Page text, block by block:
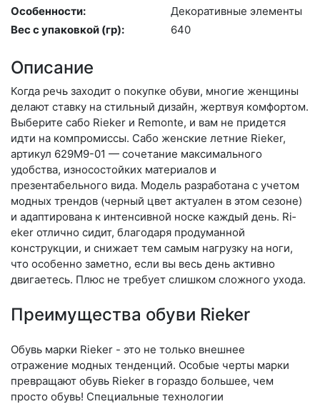
Особенности:
Де­кора­тив­ные эле­мен­ты
Вес с упаковкой (гр):
640
Описание
Когда речь заходит о покупке обуви, многие женщины
делают ставку на стильный дизайн, жертвуя комфортом.
Выберите са­бо Rieker и Remonte, и вам не придется
идти на компромиссы. Сабо женские летние Rieker,
артикул 629M9-01 — сочетание максимального
удобства, износостойких материалов и
презентабельного вида. Модель разработана с учетом
модных трендов (чер­ный цвет актуален в этом сезоне)
и адаптирована к интенсивной носке каждый день. Ri­
eker отлично сидит, благодаря продуманной
конструкции, и снижает тем самым нагрузку на ноги,
что особенно заметно, если вы весь день активно
двигаетесь. Плюс не требует слишком сложного ухода.
Преимущества обуви Rieker
Обувь марки Rieker - это не только внешнее
отражение модных тенденций. Особые черты марки
превращают обувь Rieker в гораздо большее, чем
просто обувь! Специальные технологии